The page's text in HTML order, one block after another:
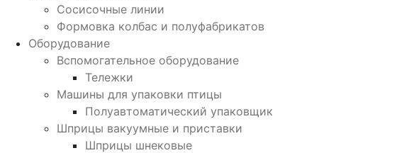
Сосисочные линии
Формовка колбас и полуфабрикатов
Оборудование
Вспомогательное оборудование
Тележки
Машины для упаковки птицы
Полуавтоматический упаковщик
Шприцы вакуумные и приставки
Шприцы шнековые